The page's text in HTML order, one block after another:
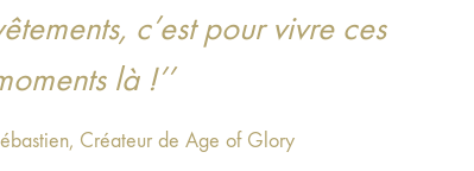
c’est pour vivre ces
là !’’
Créateur de Age of Glory